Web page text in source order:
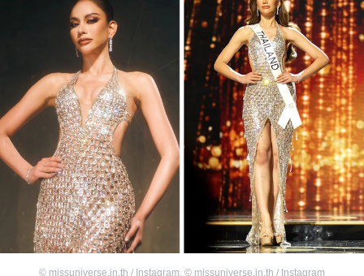
© missuniverse.in.th / Instagram, © missuniverse.in.th / Instagram